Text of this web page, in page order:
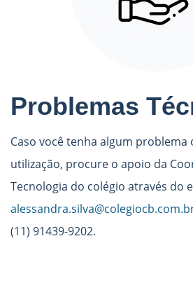
Problemas
Caso você tenha algum problema
utilização, procure o apoio da
Tecnologia do colégio através do
(11) 91439-9202.